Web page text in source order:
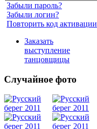
Забыли пароль?
Забыли логин?
Повторить код активации
Заказать
выступление
танцовщицы
Случайное фото